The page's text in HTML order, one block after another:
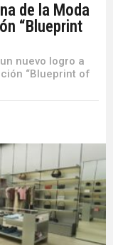
de la Moda
“Blueprint
nuevo logro a
“Blueprint of